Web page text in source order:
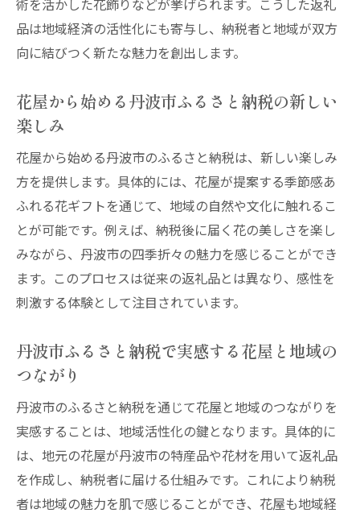
術を活かした花飾りなどが挙げられます。こうした返礼
品は地域経済の活性化にも寄与し、納税者と地域が双方
向に結びつく新たな魅力を創出します。
花屋から始める丹波市ふるさと納税の新しい
楽しみ
花屋から始める丹波市のふるさと納税は、新しい楽しみ
方を提供します。具体的には、花屋が提案する季節感あ
ふれる花ギフトを通じて、地域の自然や文化に触れるこ
とが可能です。例えば、納税後に届く花の美しさを楽し
みながら、丹波市の四季折々の魅力を感じることができ
ます。このプロセスは従来の返礼品とは異なり、感性を
刺激する体験として注目されています。
丹波市ふるさと納税で実感する花屋と地域の
つながり
丹波市のふるさと納税を通じて花屋と地域のつながりを
実感することは、地域活性化の鍵となります。具体的に
は、地元の花屋が丹波市の特産品や花材を用いて返礼品
を作成し、納税者に届ける仕組みです。これにより納税
者は地域の魅力を肌で感じることができ、花屋も地域経